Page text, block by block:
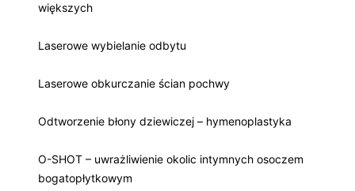
większych
Laserowe wybielanie odbytu
Laserowe obkurczanie ścian pochwy
Odtworzenie błony dziewiczej – hymenoplastyka
O-SHOT – uwrażliwienie okolic intymnych osoczem
bogatopłytkowym